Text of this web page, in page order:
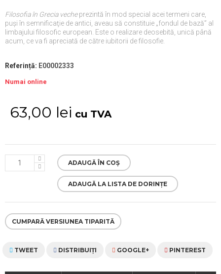
Filosofia în Grecia vecheprezintă în mod special acei termeni care,
puşi în semnificaţie de antici, aveau să constituie „fondul de bază” al
limbajului filosofic european. Este o realizare deosebită, unică până
acum, ce va fi apreciată de către iubitorii de filosofie.
Referință: E00002333
Numai online
63,00 lei cu TVA
ADAUGĂ ÎN COȘ
ADAUGĂ LA LISTA DE DORINȚE
CUMPARĂ VERSIUNEA TIPARITĂ
TWEET DISTRIBUIŢI GOOGLE+ PINTEREST